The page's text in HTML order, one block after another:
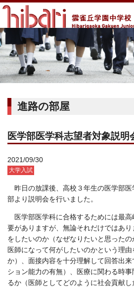
進路の部屋
医学部医学科志望者対象説明
2021/09/30
大学入試
昨日の放課後、高校３年生の医学部
部より説明会を行いました。
医学部医学科に合格するためには最
要がありますが、無論それだけではあ
をしたいのか（なぜなりたいと思ったの
医師になって何がしたいのかという理
か）、面接内容を十分理解して回答出
ション能力の有無）、医療に関わる時
るか（医師としてどのように社会貢献し